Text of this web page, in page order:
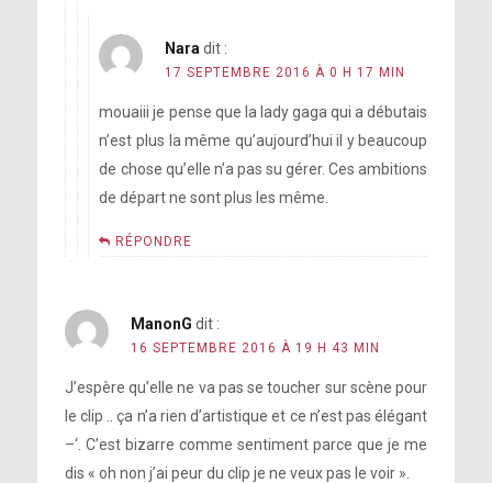
Nara dit :
17 SEPTEMBRE 2016 À 0 H 17 MIN
mouaiii je pense que la lady gaga qui a débutais
n’est plus la même qu’aujourd’hui il y beaucoup
de chose qu’elle n’a pas su gérer. Ces ambitions
de départ ne sont plus les même.
RÉPONDRE
ManonG dit :
16 SEPTEMBRE 2016 À 19 H 43 MIN
J’espère qu’elle ne va pas se toucher sur scène pour
le clip .. ça n’a rien d’artistique et ce n’est pas élégant
–‘. C’est bizarre comme sentiment parce que je me
dis « oh non j’ai peur du clip je ne veux pas le voir ».